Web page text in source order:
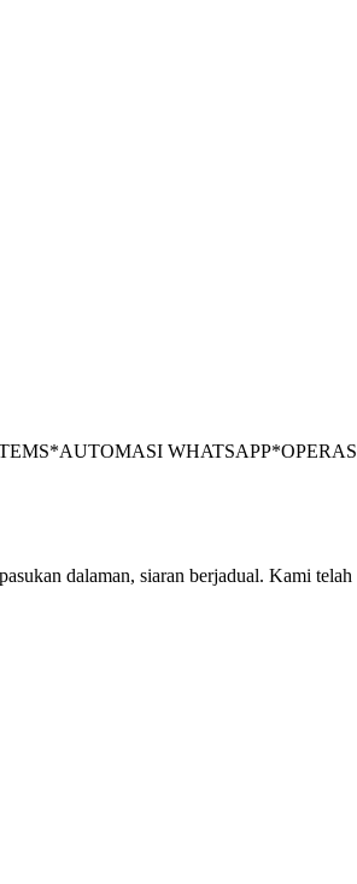
*AUTOMASI WHATSAPP*
dalaman, siaran berjadual. Kami